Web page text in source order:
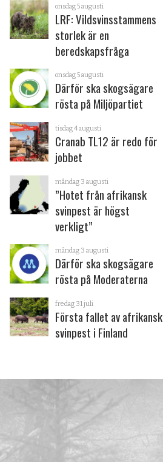
onsdag 5 augusti
LRF: Vildsvinsstammens
storlek är en
beredskapsfråga
onsdag 5 augusti
Därför ska skogsägare
rösta på Miljöpartiet
tisdag 4 augusti
Cranab TL12 är redo för
jobbet
måndag 3 augusti
”Hotet från afrikansk
svinpest är högst
verkligt”
måndag 3 augusti
Därför ska skogsägare
rösta på Moderaterna
fredag 31 juli
Första fallet av afrikansk
svinpest i Finland